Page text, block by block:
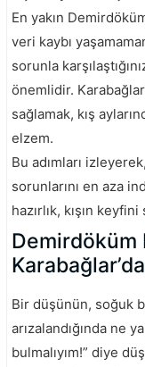
En yakın
veri kaybı
sorunla
önemlidir.
sağlamak, kış
elzem.
Bu adımları
sorunlarını en aza
hazırlık, kışın
Demirdöküm
Bir düşünün, soğuk
arızalandığında ne
bulmalıyım!” diye